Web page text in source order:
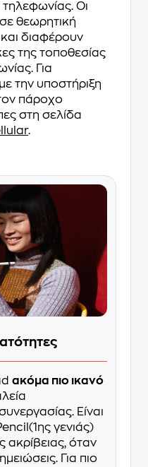
Οι
θεωρητική
διαφέρουν
της τοποθεσίας
Για
την υποστήριξη
πάροχο
στη σελίδα
.
ακόμα πιο ικανό
Είναι
γενιάς)
ακρίβειας, όταν
Για πιο